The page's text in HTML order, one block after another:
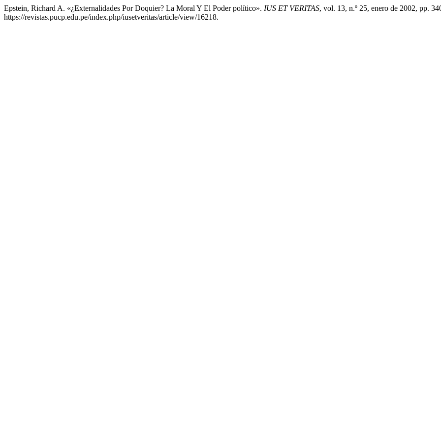
Epstein, Richard A. «¿Externalidades Por Doquier? La Moral Y El Poder político». IUS ET VERITAS, vol. 13, n.º 25, enero de 2002, pp.
https://revistas.pucp.edu.pe/index.php/iusetveritas/article/view/16218.